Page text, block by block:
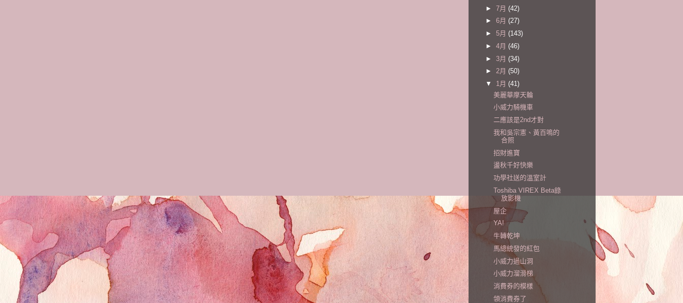
► 7月 (42)
► 6月 (27)
► 5月 (143)
► 4月 (46)
► 3月 (34)
► 2月 (50)
▼ 1月 (41)
美麗華摩天輪
小威力騎機車
二應該是2nd才對
我和吳宗憲、黃百鳴的
合照
招財進寶
盪秋千好快樂
功學社送的溫室計
Toshiba VIREX Beta錄
放影機
屋企
YA!
牛轉乾坤
馬總統發的紅包
小威力過山洞
小威力溜滑梯
消費券的模樣
領消費券了